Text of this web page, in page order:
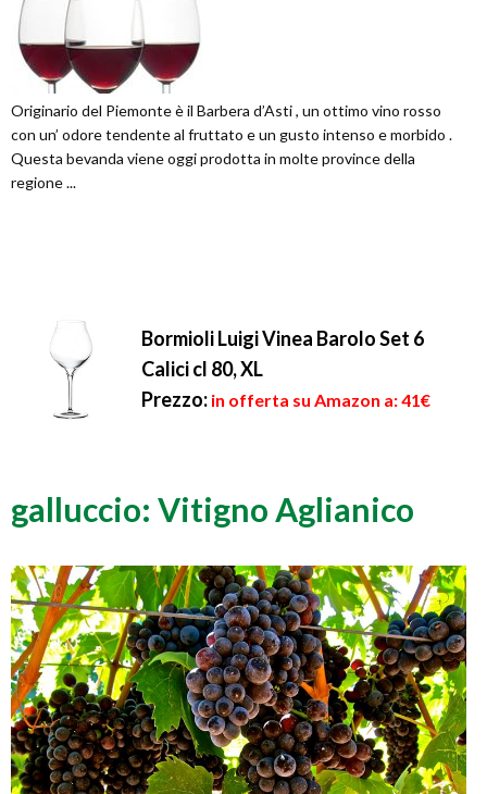
Originario del Piemonte è il Barbera d’Asti , un ottimo vino rosso
con un’ odore tendente al fruttato e un gusto intenso e morbido .
Questa bevanda viene oggi prodotta in molte province della
regione ...
Bormioli Luigi Vinea Barolo Set 6
Calici cl 80, XL
Prezzo: in offerta su Amazon a: 41€
galluccio: Vitigno Aglianico